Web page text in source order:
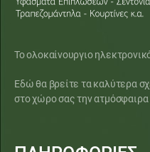
Το ολοκαίνουργιο
Εδώ θα βρείτε τα καλύτερα
στο χώρο σας την ατμόσφαιρα